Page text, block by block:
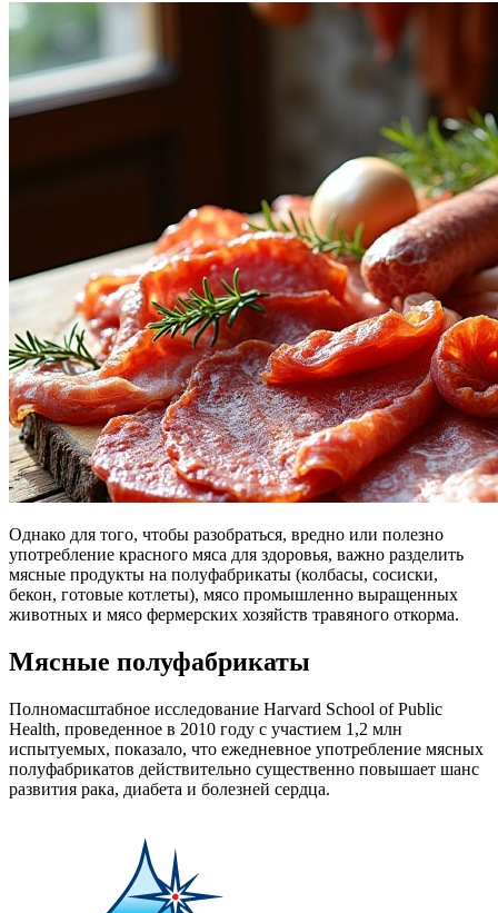
Однако для того, чтобы разобраться, вредно или полезно
употребление красного мяса для здоровья, важно разделить
мясные продукты на полуфабрикаты (колбасы, сосиски,
бекон, готовые котлеты), мясо промышленно выращенных
животных и мясо фермерских хозяйств травяного откорма.
Мясные полуфабрикаты
Полномасштабное исследование Harvard School of Public
Health, проведенное в 2010 году с участием 1,2 млн
испытуемых, показало, что ежедневное употребление мясных
полуфабрикатов действительно существенно повышает шанс
развития рака, диабета и болезней сердца.